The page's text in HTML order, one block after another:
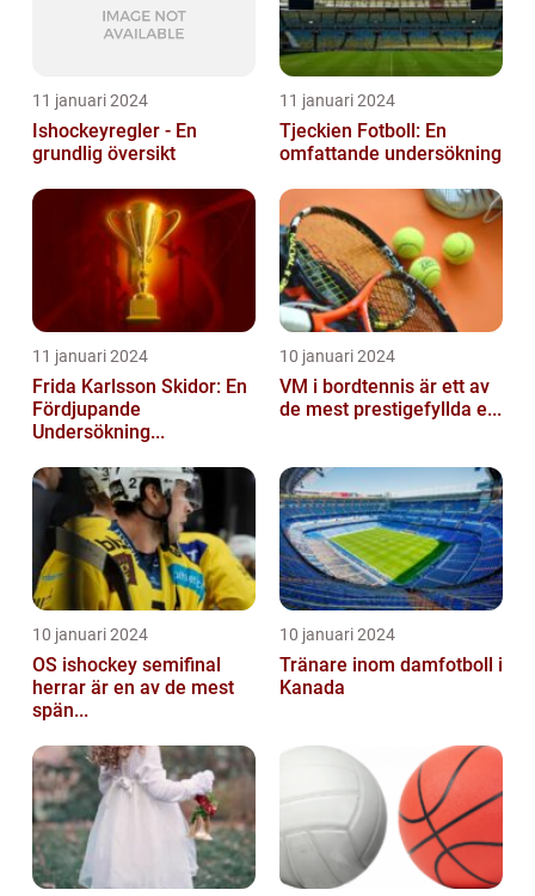
11 januari 2024
Ishockeyregler - En
grundlig översikt
11 januari 2024
Tjeckien Fotboll: En
omfattande undersökning
11 januari 2024
Frida Karlsson Skidor: En
Fördjupande
Undersökning...
10 januari 2024
VM i bordtennis är ett av
de mest prestigefyllda e...
10 januari 2024
OS ishockey semifinal
herrar är en av de mest
spän...
10 januari 2024
Tränare inom damfotboll i
Kanada